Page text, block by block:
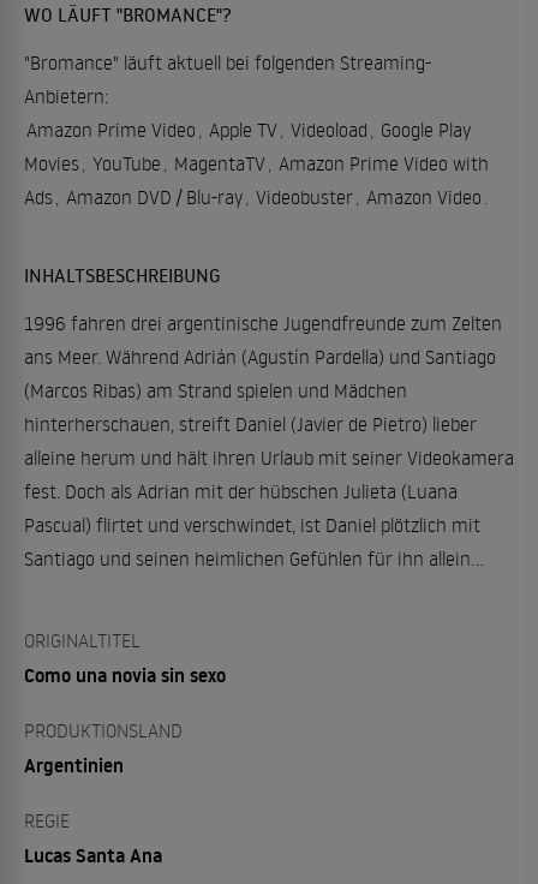
WO LÄUFT "BROMANCE"?
"Bromance" läuft aktuell bei folgenden Streaming-
Anbietern:
Amazon Prime Video
Apple TV Videoload
Google Play
Movies YouTube MagentaTV Amazon Prime Video with
Ads Amazon DVD / Blu-ray Videobuster Amazon Video
INHALTSBESCHREIBUNG
1996 fahren drei argentinische Jugendfreunde zum Zelten
ans Meer. Während Adrián (Agustín Pardella) und Santiago
(Marcos Ribas) am Strand spielen und Mädchen
hinterherschauen, streift Daniel (Javier de Pietro) lieber
alleine herum und hält ihren Urlaub mit seiner Videokamera
fest. Doch als Adrian mit der hübschen Julieta (Luana
Pascual) flirtet und verschwindet, ist Daniel plötzlich mit
Santiago und seinen heimlichen Gefühlen für ihn allein...
ORIGINALTITEL
Como una novia sin sexo
PRODUKTIONSLAND
Argentinien
REGIE
Lucas Santa Ana